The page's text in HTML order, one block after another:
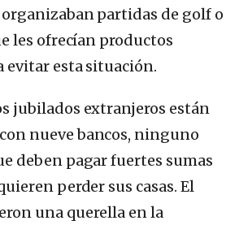
partidas de golf o
les ofrecían productos
evitar esta situación.
jubilados extranjeros están
nueve bancos, ninguno
deben pagar fuertes sumas
perder sus casas. El
una querella en la